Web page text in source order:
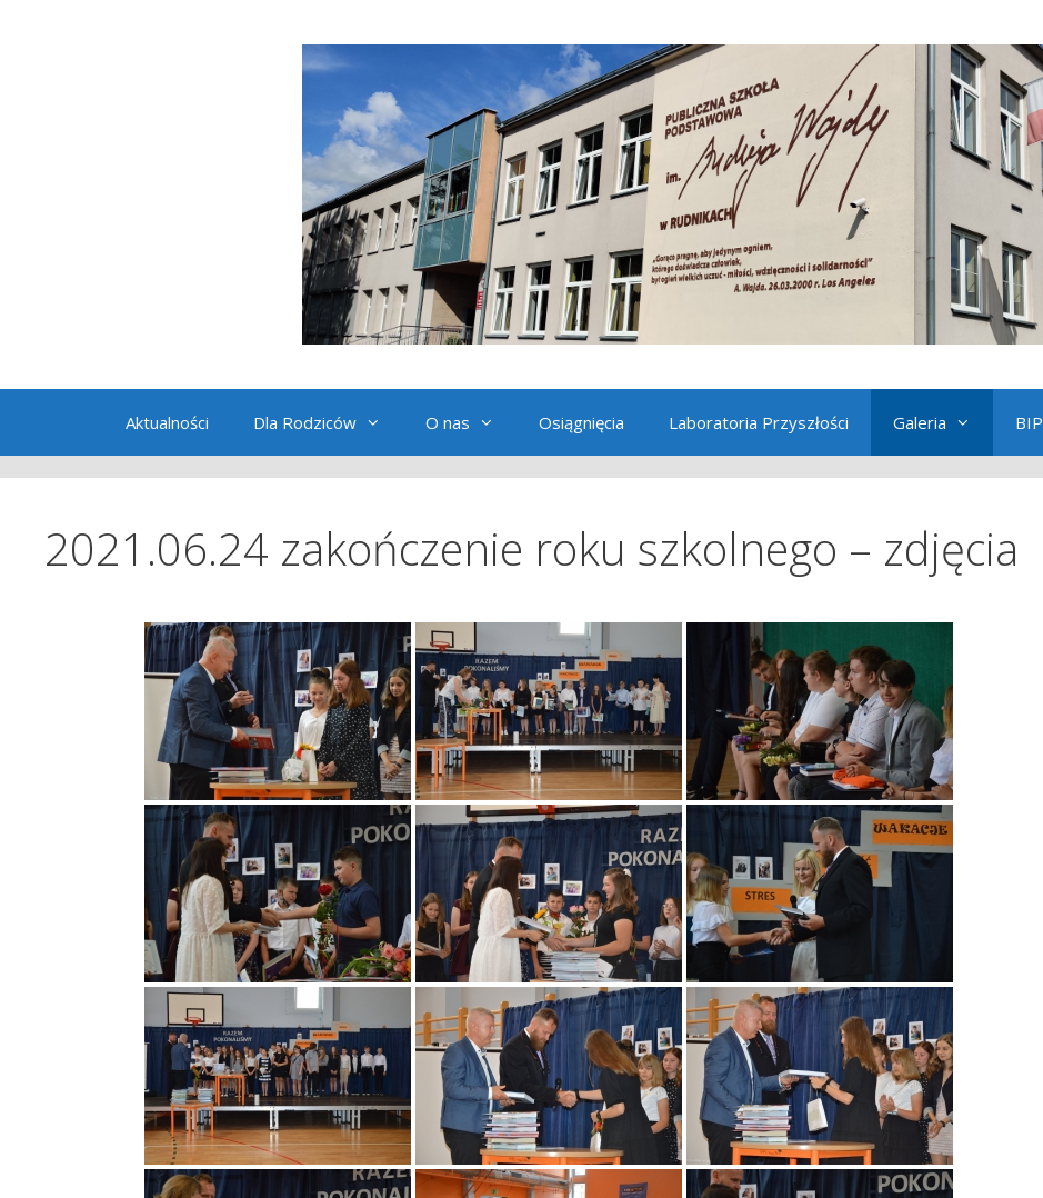
Aktualności Dla Rodziców O nas Osiągnięcia Laboratoria Przyszłości Galeria BIP
2021.06.24 zakończenie roku szkolnego – zdjęcia